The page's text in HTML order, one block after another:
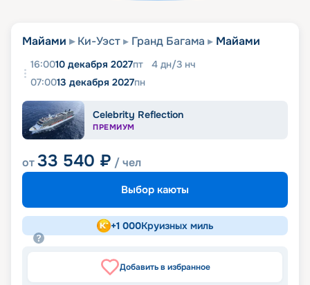
Майами Ки-Уэст Гранд Багама Майами
16:0010 декабря 2027пт 4 дн/3 нч
07:0013 декабря 2027пн
Celebrity Reflection
ПРЕМИУМ
от33 540 ₽ / чел
Выбор каюты
+1 000Круизных миль
Добавить в избранное